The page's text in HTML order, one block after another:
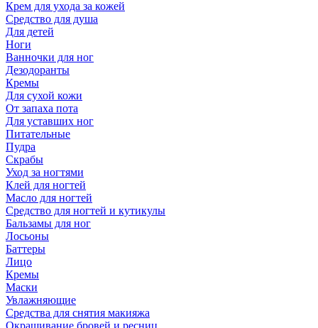
Крем для ухода за кожей
Средство для душа
Для детей
Ноги
Ванночки для ног
Дезодоранты
Кремы
Для сухой кожи
От запаха пота
Для уставших ног
Питательные
Пудра
Скрабы
Уход за ногтями
Клей для ногтей
Масло для ногтей
Средство для ногтей и кутикулы
Бальзамы для ног
Лосьоны
Баттеры
Лицо
Кремы
Маски
Увлажняющие
Средства для снятия макияжа
Окрашивание бровей и ресниц